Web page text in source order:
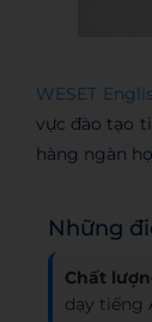
WESET
vực đào tạo
hàng ngàn
Những
Chất
dạy tiếng